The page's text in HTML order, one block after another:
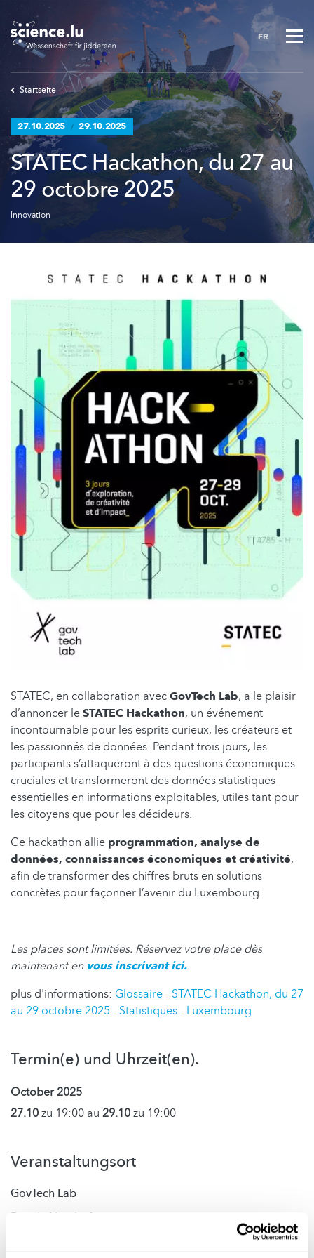
to
main
content
FR
Startseite
27.10.2025 / 29.10.2025
STATEC Hackathon, du 27 au
29 octobre 2025
Innovation
STATEC, en collaboration avecGovTech Lab, a le plaisir
d’annoncer leSTATEC Hackathon, un événement
incontournable pour les esprits curieux, les créateurs et
les passionnés de données. Pendant trois jours, les
participants s’attaqueront à des questions économiques
cruciales et transformeront des données statistiques
essentielles en informations exploitables, utiles tant pour
les citoyens que pour les décideurs.
Ce hackathon allie programmation, analyse de
données, connaissances économiques et créativité,
afin de transformer des chiffres bruts en solutions
concrètes pour façonner l’avenir du Luxembourg.
Les places sont limitées. Réservez votre place dès
maintenant en vous inscrivant ici.
plus d'informations: Glossaire - STATEC Hackathon, du 27
au 29 octobre 2025 - Statistiques - Luxembourg
Termin(e) und Uhrzeit(en).
October 2025
27.10zu 19:00 au 29.10zu 19:00
Veranstaltungsort
GovTech Lab
Rue de Neudorf